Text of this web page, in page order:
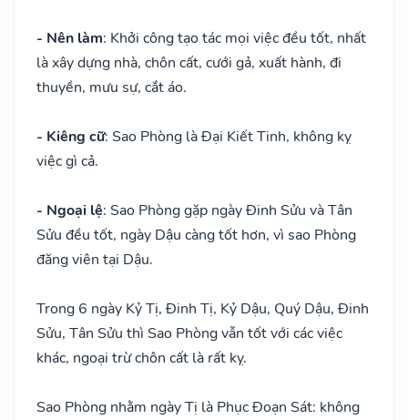
- Nên làm: Khởi công tạo tác mọi việc đều tốt, nhất
là xây dựng nhà, chôn cất, cưới gả, xuất hành, đi
thuyền, mưu sự, cắt áo.
- Kiêng cữ: Sao Phòng là Đại Kiết Tinh, không kỵ
việc gì cả.
- Ngoại lệ: Sao Phòng gặp ngày Đinh Sửu và Tân
Sửu đều tốt, ngày Dậu càng tốt hơn, vì sao Phòng
đăng viên tại Dậu.
Trong 6 ngày Kỷ Tị, Đinh Tị, Kỷ Dậu, Quý Dậu, Đinh
Sửu, Tân Sửu thì Sao Phòng vẫn tốt với các việc
khác, ngoại trừ chôn cất là rất kỵ.
Sao Phòng nhằm ngày Tị là Phục Đoạn Sát: không